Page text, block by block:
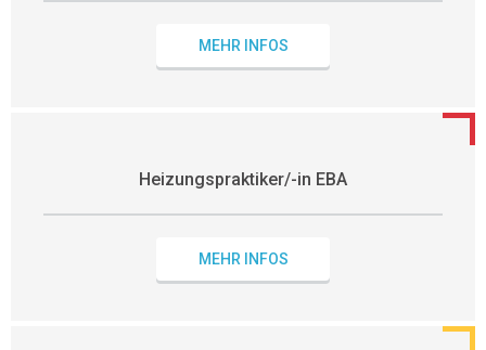
MEHR INFOS
Heizungspraktiker/-in EBA
MEHR INFOS